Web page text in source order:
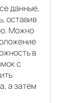
данные,
оставив
Можно
в
с
а затем